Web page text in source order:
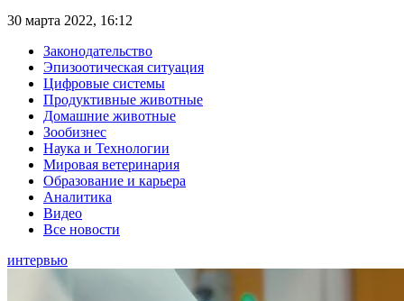
30 марта 2022, 16:12
Законодательство
Эпизоотическая ситуация
Цифровые системы
Продуктивные животные
Домашние животные
Зообизнес
Наука и Технологии
Мировая ветеринария
Образование и карьера
Аналитика
Видео
Все новости
интервью